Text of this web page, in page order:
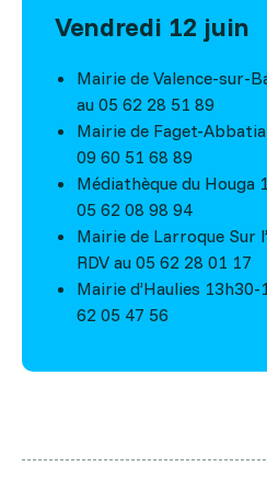
Vendredi 12 juin
Mairie de Valence-sur-
au 05 62 28 51 89
Mairie de Faget-
09 60 51 68 89
Médiathèque du Houga
05 62 08 98 94
Mairie de Larroque Sur
RDV au 05 62 28 01 17
Mairie d’Haulies 13h30-
62 05 47 56